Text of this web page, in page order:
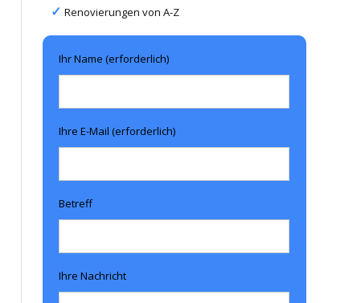
Renovierungen von A-Z
Ihr Name (erforderlich)
Ihre E-Mail (erforderlich)
Betreff
Ihre Nachricht